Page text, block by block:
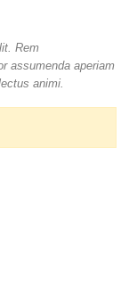
Rem
assumenda aperiam
animi.